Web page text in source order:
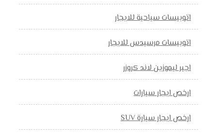
اتوبيسات سياحية للايجار
اتوبيسات مرسيدس للايجار
اجير ليموزين لاند كروزر
ارخص ايجار سيارات
ارخص ايجار سيارة SUV